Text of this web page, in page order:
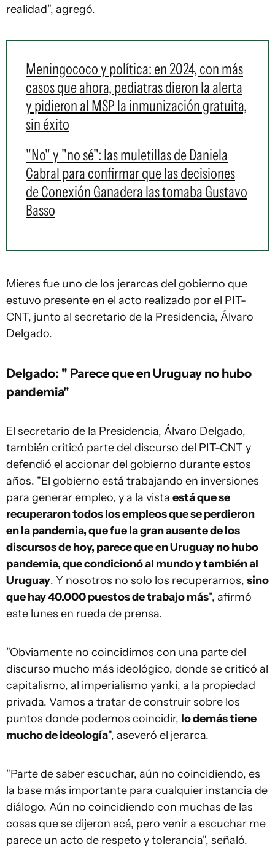
realidad", agregó.
Meningococo y política: en 2024, con más
casos que ahora, pediatras dieron la alerta
y pidieron al MSP la inmunización gratuita,
sin éxito
"No" y "no sé": las muletillas de Daniela
Cabral para confirmar que las decisiones
de Conexión Ganadera las tomaba Gustavo
Basso
Mieres fue uno de los jerarcas del gobierno que
estuvo presente en el acto realizado por el PIT-
CNT, junto al secretario de la Presidencia, Álvaro
Delgado.
Delgado: " Parece que en Uruguay no hubo
pandemia"
El secretario de la Presidencia, Álvaro Delgado,
también criticó parte del discurso del PIT-CNT y
defendió el accionar del gobierno durante estos
años. "El gobierno está trabajando en inversiones
para generar empleo, y a la vista está que se
recuperaron todos los empleos que se perdieron
en la pandemia, que fue la gran ausente de los
discursos de hoy, parece que en Uruguay no hubo
pandemia, que condicionó al mundo y también al
Uruguay. Y nosotros no solo los recuperamos, sino
que hay 40.000 puestos de trabajo más", afirmó
este lunes en rueda de prensa.
"Obviamente no coincidimos con una parte del
discurso mucho más ideológico, donde se criticó al
capitalismo, al imperialismo yanki, a la propiedad
privada. Vamos a tratar de construir sobre los
puntos donde podemos coincidir, lo demás tiene
mucho de ideología", aseveró el jerarca.
"Parte de saber escuchar, aún no coincidiendo, es
la base más importante para cualquier instancia de
diálogo. Aún no coincidiendo con muchas de las
cosas que se dijeron acá, pero venir a escuchar me
parece un acto de respeto y tolerancia", señaló.